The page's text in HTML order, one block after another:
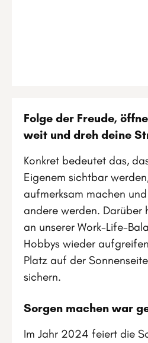
Folge der Freude,
weit und dreh deine
Konkret bedeutet das,
Eigenem sichtbar
aufmerksam machen
andere werden. Darüber
an unserer Work-Life-
Hobbys wieder
Platz auf der
sichern.
Sorgen machen war
Im Jahr 2024 feiert die